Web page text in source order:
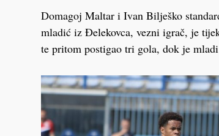
Domagoj Maltar i Ivan Bilješko
mladić iz Đelekovca, vezni igrač, je
te pritom postigao tri gola, dok je